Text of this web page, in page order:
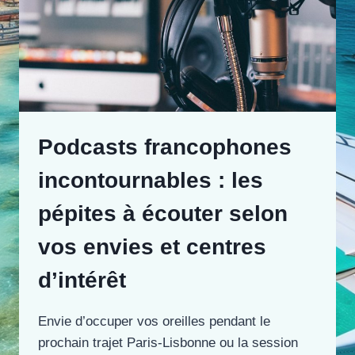
Podcasts francophones
incontournables : les
pépites à écouter selon
vos envies et centres
d’intérêt
Envie d’occuper vos oreilles pendant le
prochain trajet Paris-Lisbonne ou la session